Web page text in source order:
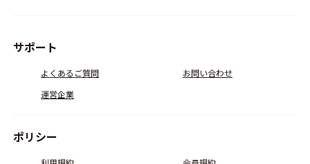
サポート
よくあるご質問
お問い合わせ
運営企業
ポリシー